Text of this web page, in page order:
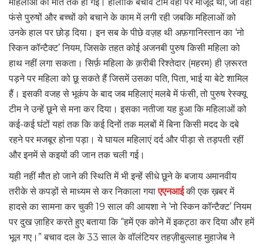
फंसे पुरुषों और बच्चों को बचाने के काम में लगी रही जबकि महिलाओं को
उनके हाल पर छोड़ दिया। इन सब के पीछे वज़ह थी अफ़गानिस्तान का ‘नो
स्किन कॉन्टैक्ट’ नियम, जिसके तहत कोई अजनबी पुरुष किसी महिला को
हाथ नहीं लगा सकता। सिर्फ़ महिला के क़रीबी रिश्तेदार (महरम) ही ज़रूरत
पड़ने पर महिला को छू सकते हैं जिसमें उसका पति, पिता, भाई या बेटे शामिल
हैं। इसकी वजह से भूकंप के बाद जब महिलाएं मलबे में फंसी, तो पुरुष रेस्क्यू
टीम ने उन्हें छूने से मना कर दिया। इसका नतीजा यह हुआ कि महिलाओं को
कई-कई घंटों यहां तक कि कई दिनों तक मलबों में बिना किसी मदद के दबे
रहने पर मजबूर होना पड़ा। ये घायल महिलाएं दर्द और पीड़ा से तड़पती रहीं
और इनमें से कइयों की जान तक चली गई।
यही नहीं मौत हो जाने की स्थिति में भी इन्हें सीधे छूने के बजाय अमानवीय
तरीके से कपड़ों से माध्यम से कर निकाला गयाएएनआईकी एक ख़बर में
हादसे का सामना कर चुकी 19 साल की आयशा ने ‘नो स्किन कॉन्टैक्ट’ नियम
पर दुख ज़ाहिर करते हुए बताया कि “हमें एक कोने में इकट्ठा कर दिया और हमें
भूल गए।” बचाव दल के 33 साल के वॉलंटियर तहज़ीबुल्लाह मुहाजेब ने